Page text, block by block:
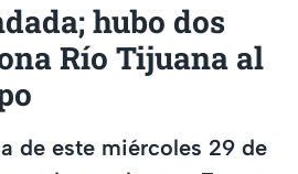
hubo dos
Río Tijuana al
de este miércoles 29 de